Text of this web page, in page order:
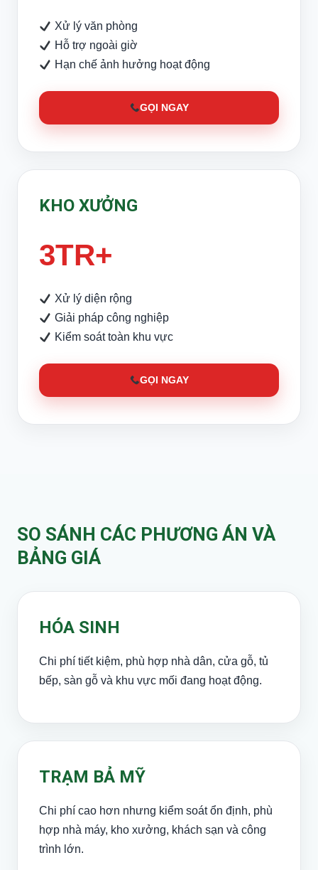
Xử lý văn phòng
Hỗ trợ ngoài giờ
Hạn chế ảnh hưởng hoạt động
GỌI NGAY
KHO XƯỞNG
3TR+
Xử lý diện rộng
Giải pháp công nghiệp
Kiểm soát toàn khu vực
GỌI NGAY
SO SÁNH CÁC PHƯƠNG ÁN VÀ
BẢNG GIÁ
HÓA SINH
Chi phí tiết kiệm, phù hợp nhà dân, cửa gỗ, tủ
bếp, sàn gỗ và khu vực mối đang hoạt động.
TRẠM BẢ MỸ
Chi phí cao hơn nhưng kiểm soát ổn định, phù
hợp nhà máy, kho xưởng, khách sạn và công
trình lớn.